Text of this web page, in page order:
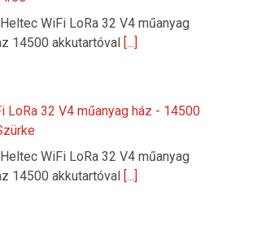
WiFi LoRa 32 V4 műanyag
14500 akkutartóval
[...]
LoRa 32 V4 műanyag ház - 14500
WiFi LoRa 32 V4 műanyag
14500 akkutartóval
[...]